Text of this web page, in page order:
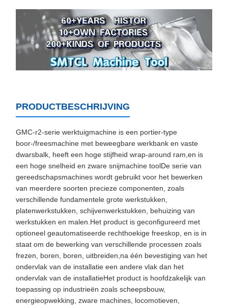
PRODUCTBESCHRIJVING
GMC-r2-serie werktuigmachine is een portier-type
boor-/freesmachine met beweegbare werkbank en vaste
dwarsbalk, heeft een hoge stijfheid wrap-around ram,en is
een hoge snelheid en zware snijmachine toolDe serie van
gereedschapsmachines wordt gebruikt voor het bewerken
van meerdere soorten precieze componenten, zoals
verschillende fundamentele grote werkstukken,
platenwerkstukken, schijvenwerkstukken, behuizing van
werkstukken en malen.Het product is geconfigureerd met
optioneel geautomatiseerde rechthoekige freeskop, en is in
staat om de bewerking van verschillende processen zoals
frezen, boren, boren, uitbreiden,na één bevestiging van het
ondervlak van de installatie een andere vlak dan het
ondervlak van de installatieHet product is hoofdzakelijk van
toepassing op industrieën zoals scheepsbouw,
energieopwekking, zware machines, locomotieven,